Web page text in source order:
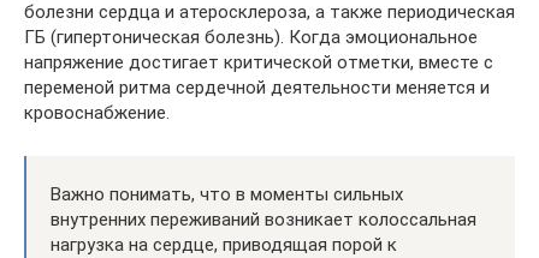
болезни сердца и атеросклероза, а также периодическая
ГБ (гипертоническая болезнь). Когда эмоциональное
напряжение достигает критической отметки, вместе с
переменой ритма сердечной деятельности меняется и
кровоснабжение.
Важно понимать, что в моменты сильных
внутренних переживаний возникает колоссальная
нагрузка на сердце, приводящая порой к